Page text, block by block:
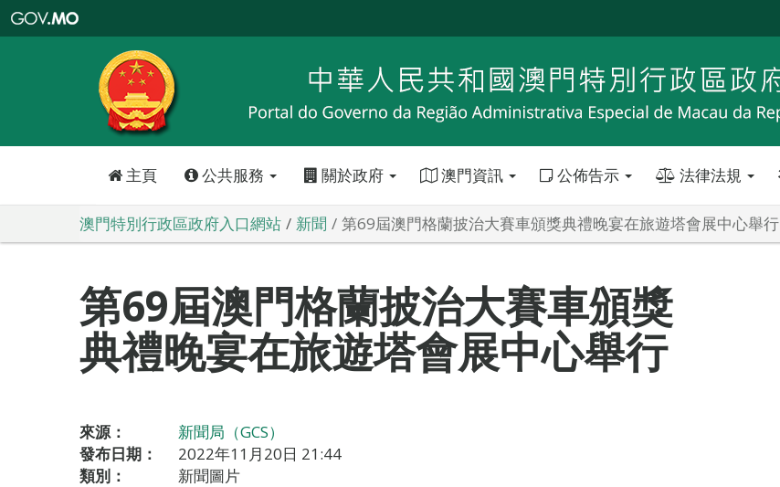
特
政
區
政
口
主頁 公共服務 關於政府 澳門資訊 公佈告示 法律法規
澳門特別行政區政府入口網站 新聞 第69屆澳門格蘭披治大賽車頒獎典禮晚宴在旅遊塔會展中心舉行
第69屆澳門格蘭披治大賽車頒獎
典禮晚宴在旅遊塔會展中心舉行
來源：
新聞局（GCS）
發布日期：
2022年11月20日 21:44
類別：
新聞圖片